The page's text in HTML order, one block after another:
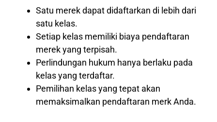
Satu merek dapat didaftarkan di lebih dari
satu kelas.
Setiap kelas memiliki biaya pendaftaran
merek yang terpisah.
Perlindungan hukum hanya berlaku pada
kelas yang terdaftar.
Pemilihan kelas yang tepat akan
memaksimalkan pendaftaran merk Anda.